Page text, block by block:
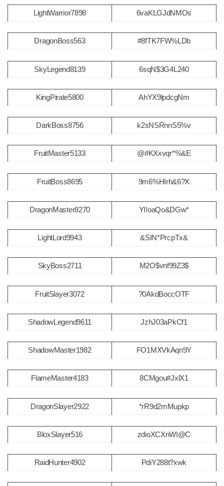
LightWarrior7898 6vaKLGJdNMOs
DragonBoss563 #8fTK7FW%LDb
SkyLegend8139 6sqN$3G4L240
KingPirate5800 AhYX9lpdcgNm
DarkBoss8756 k2sNSRnnS5%v
FruitMaster5133 @#KXxvqr*%&E
FruitBoss8695 9m6%HIrh&6?X
DragonMaster8270 YI!oaQo&DGw*
LightLord9943 &SIN*PrcpTx&
SkyBoss2711 M2O$vnf99Z3$
FruitSlayer3072 ?0AkdBoccOTF
ShadowLegend9611 JzhJ03aPkCf1
ShadowMaster1982 FO1MXVkAqn9Y
FlameMaster4183 8CMgou#JxlX1
DragonSlayer2922 *rR9d2mMupkp
BloxSlayer516 zdioXCXnWI@C
RaidHunter4902 PdiY288t?xwk